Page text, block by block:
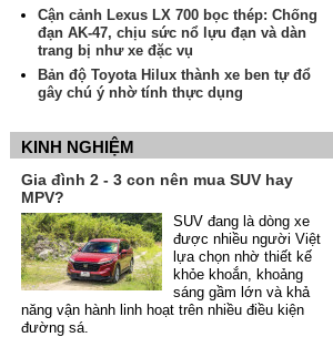
Cận cảnh Lexus LX 700 bọc thép: Chống
đạn AK-47, chịu sức nổ lựu đạn và dàn
trang bị như xe đặc vụ
Bản độ Toyota Hilux thành xe ben tự đổ
gây chú ý nhờ tính thực dụng
KINH NGHIỆM
Gia đình 2 - 3 con nên mua SUV hay
MPV?
SUV đang là dòng xe
được nhiều người Việt
lựa chọn nhờ thiết kế
khỏe khoắn, khoảng
sáng gầm lớn và khả
năng vận hành linh hoạt trên nhiều điều kiện
đường sá.